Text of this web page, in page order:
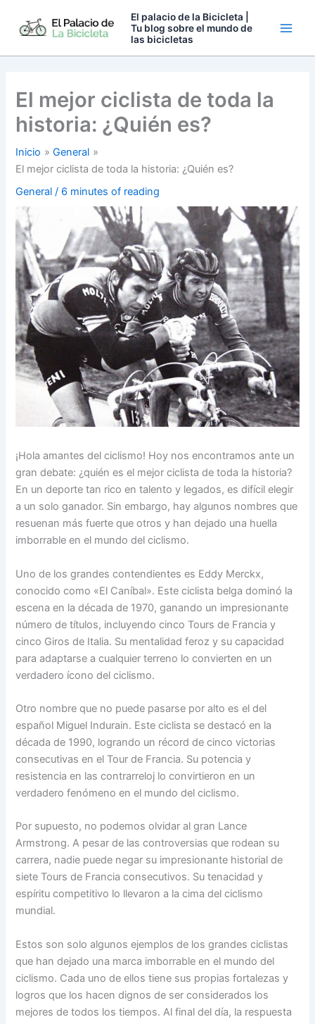
El palacio de la Bicicleta |
Tu blog sobre el mundo de
las bicicletas
El mejor ciclista de toda la
historia: ¿Quién es?
Inicio
General
El mejor ciclista de toda la historia: ¿Quién es?
General / 6 minutes of reading
¡Hola amantes del ciclismo! Hoy nos encontramos ante un
gran debate: ¿quién es el mejor ciclista de toda la historia?
En un deporte tan rico en talento y legados, es difícil elegir
a un solo ganador. Sin embargo, hay algunos nombres que
resuenan más fuerte que otros y han dejado una huella
imborrable en el mundo del ciclismo.
Uno de los grandes contendientes es Eddy Merckx,
conocido como «El Caníbal». Este ciclista belga dominó la
escena en la década de 1970, ganando un impresionante
número de títulos, incluyendo cinco Tours de Francia y
cinco Giros de Italia. Su mentalidad feroz y su capacidad
para adaptarse a cualquier terreno lo convierten en un
verdadero ícono del ciclismo.
Otro nombre que no puede pasarse por alto es el del
español Miguel Indurain. Este ciclista se destacó en la
década de 1990, logrando un récord de cinco victorias
consecutivas en el Tour de Francia. Su potencia y
resistencia en las contrarreloj lo convirtieron en un
verdadero fenómeno en el mundo del ciclismo.
Por supuesto, no podemos olvidar al gran Lance
Armstrong. A pesar de las controversias que rodean su
carrera, nadie puede negar su impresionante historial de
siete Tours de Francia consecutivos. Su tenacidad y
espíritu competitivo lo llevaron a la cima del ciclismo
mundial.
Estos son solo algunos ejemplos de los grandes ciclistas
que han dejado una marca imborrable en el mundo del
ciclismo. Cada uno de ellos tiene sus propias fortalezas y
logros que los hacen dignos de ser considerados los
mejores de todos los tiempos. Al final del día, la respuesta